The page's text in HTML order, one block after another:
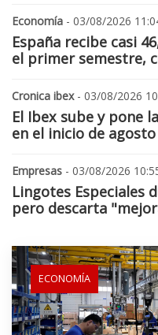
Economía - 03/08/2026
España recibe casi
el primer semestre,
Cronica ibex- 03/08/2026
El Ibex sube y pone
en el inicio de agosto
Empresas - 03/08/2026
Lingotes Especiales
pero descarta
ECONOMÍA